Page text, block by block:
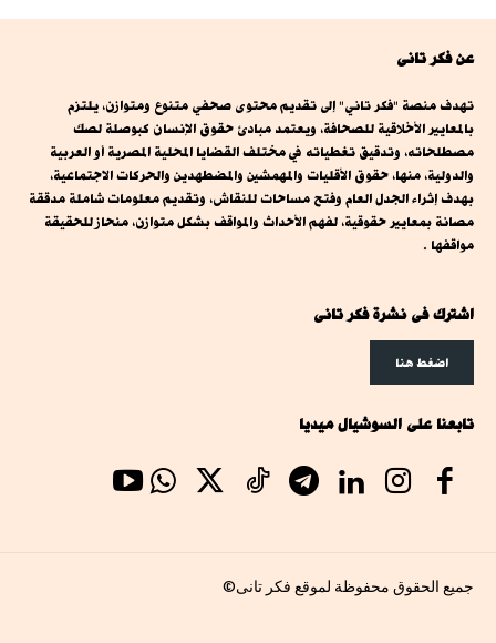
عن فكر تانى
تهدف منصة "فكر تاني" إلى تقديم محتوى صحفي متنوع ومتوازن، يلتزم
بالمعايير الأخلاقية للصحافة، ويعتمد مبادئ حقوق الإنسان كبوصلة لصك
مصطلحاته، وتدقيق تغطياته في مختلف القضايا المحلية المصرية أو العربية
والدولية، منها، حقوق الأقليات والمهمشين والمضطهدين والحركات الاجتماعية،
بهدف إثراء الجدل العام وفتح مساحات للنقاش، وتقديم معلومات شاملة مدققة
مصانة بمعايير حقوقية، لفهم الأحداث والمواقف بشكل متوازن، منحاز للحقيقة
مواقفها .
اشترك فى نشرة فكر تانى
اضغط هنا
تابعنا على السوشيال ميديا
جميع الحقوق محفوظة لموقع فكر تانى©